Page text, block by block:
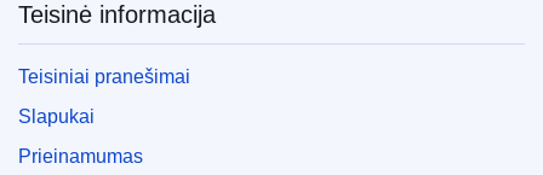
Teisinė informacija
Teisiniai pranešimai
Slapukai
Prieinamumas